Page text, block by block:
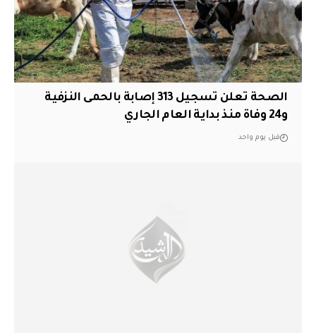
الصحة تعلن تسجيل 313 إصابة بالحمى النزفية
و24 وفاة منذ بداية العام الجاري
قبل يوم واحد